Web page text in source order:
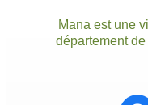
Mana est une
département